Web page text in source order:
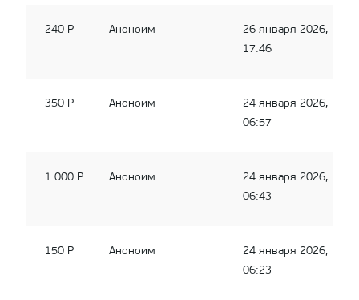
240 Р Аноноим
26 января 2026,
17:46
350 Р Аноноим
24 января 2026,
06:57
1 000 Р Аноноим
24 января 2026,
06:43
150 Р Аноноим
24 января 2026,
06:23